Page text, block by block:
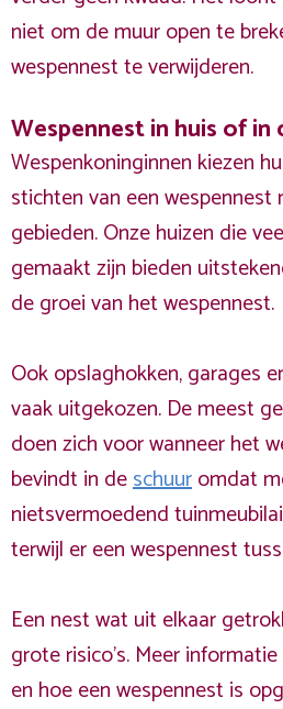
niet om de muur open te
wespennest te verwijderen.
Wespennest in huis of in
Wespenkoninginnen kiezen
stichten van een
gebieden. Onze huizen die
gemaakt zijn bieden
de groei van het wespennest.
Ook opslaghokken, garages
vaak uitgekozen. De meest
doen zich voor wanneer het
bevindt in deschuuromdat
nietsvermoedend
terwijl er een wespennest
Een nest wat uit elkaar
grote risico's. Meer
en hoe een wespennest is